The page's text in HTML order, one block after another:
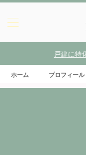
戸建に特化
ホーム プロフィール